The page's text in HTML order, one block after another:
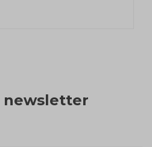
newsletter